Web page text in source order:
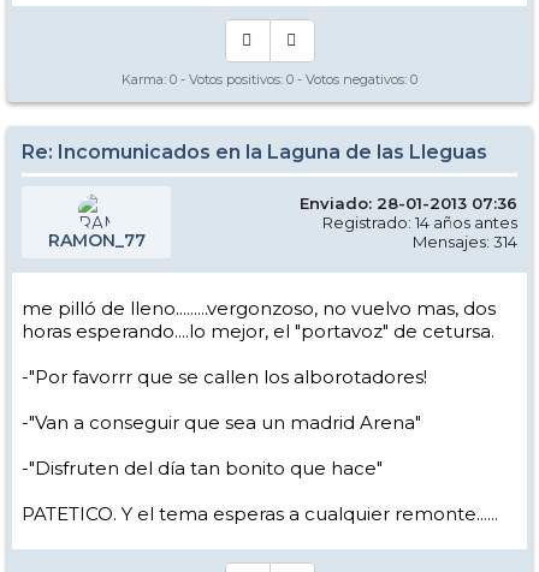
Karma: 0 - Votos positivos: 0 - Votos negativos: 0
Re: Incomunicados en la Laguna de las Lleguas
RAMON_77
Enviado: 28-01-2013 07:36
Registrado: 14 años antes
Mensajes: 314
me pilló de lleno.........vergonzoso, no vuelvo mas, dos
horas esperando....lo mejor, el "portavoz" de cetursa.
-"Por favorrr que se callen los alborotadores!
-"Van a conseguir que sea un madrid Arena"
-"Disfruten del día tan bonito que hace"
PATETICO. Y el tema esperas a cualquier remonte......